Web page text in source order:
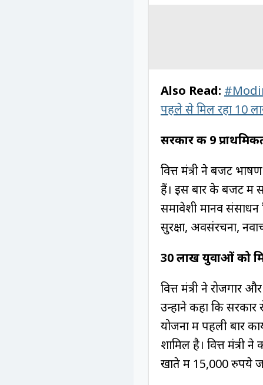
Also Read:
पहले से मिल रहा 10
सरकार की 9
वित्त मंत्री ने बजट
हैं। इस बार के बजट में
समावेशी मानव संसाधन
सुरक्षा, अवसंरचना,
30 लाख युवाओं को
वित्त मंत्री ने रोजगार
उन्होंने कहा कि
योजना में पहली बार
शामिल है। वित्त
खाते में 15,000 रुपये